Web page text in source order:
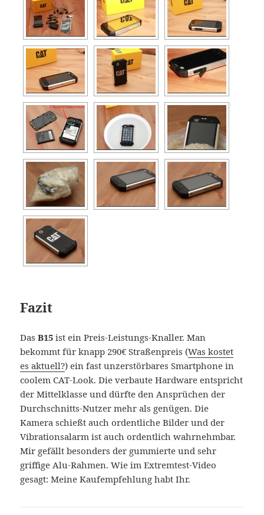
Fazit
DasB15 ist ein Preis-Leistungs-Knaller. Man
bekommt für knapp 290€ Straßenpreis (Was kostet
es aktuell?) ein fast unzerstörbares Smartphone in
coolem CAT-Look. Die verbaute Hardware entspricht
der Mittelklasse und dürfte den Ansprüchen der
Durchschnitts-Nutzer mehr als genügen. Die
Kamera schießt auch ordentliche Bilder und der
Vibrationsalarm ist auch ordentlich wahrnehmbar.
Mir gefällt besonders der gummierte und sehr
griffige Alu-Rahmen. Wie im Extremtest-Video
gesagt: Meine Kaufempfehlung habt Ihr.